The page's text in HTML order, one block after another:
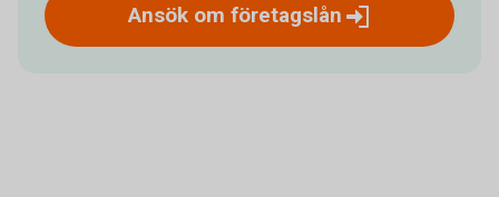
Ansök om företagslån